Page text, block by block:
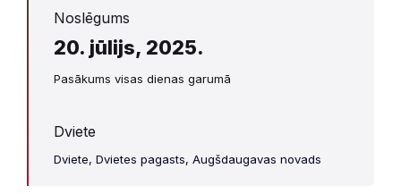
Noslēgums
20. jūlijs, 2025.
Pasākums visas dienas garumā
Dviete
Dviete, Dvietes pagasts, Augšdaugavas novads